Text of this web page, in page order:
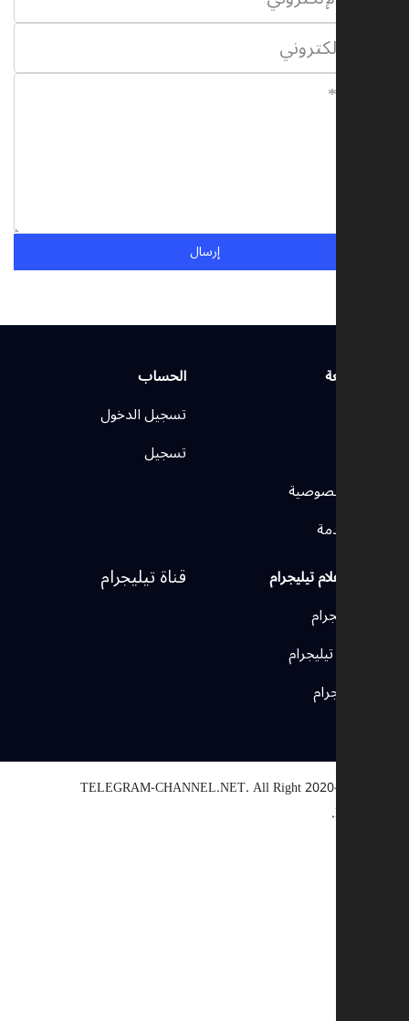
إرسال
روابط سريعة
سياسة الخصوصية
شروط الخدمة
الحساب
تسجيل الدخول
تسجيل
وسائل الإعلام تيليجرام
قنوات تيليجرام
مجموعات تيليجرام
بوتات تيليجرام
قناة تيليجرام
TELEGRAM-CHANNEL.NET.All Right
Reserved.